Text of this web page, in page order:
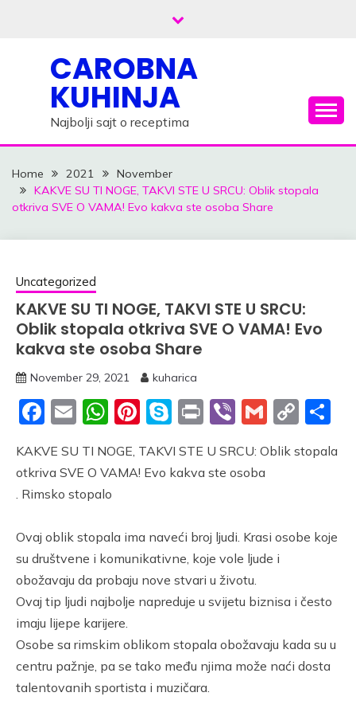
CAROBNA
KUHINJA
Najbolji sajt o receptima
Home 2021
November
KAKVE SU TI NOGE, TAKVI STE U SRCU: Oblik stopala
otkriva SVE O VAMA! Evo kakva ste osoba Share
Uncategorized
KAKVE SU TI NOGE, TAKVI STE U SRCU:
Oblik stopala otkriva SVE O VAMA! Evo
kakva ste osoba Share
November 29, 2021 kuharica
Facebook
EmailWhatsApp
Pinterest
Skype
PrintViberGmail
Link
KAKVE SU TI NOGE, TAKVI STE U SRCU: Oblik stopala
otkriva SVE O VAMA! Evo kakva ste osoba
. Rimsko stopalo
Ovaj oblik stopala ima naveći broj ljudi. Krasi osobe koje
su društvene i komunikativne, koje vole ljude i
obožavaju da probaju nove stvari u životu.
Ovaj tip ljudi najbolje napreduje u svijetu biznisa i često
imaju lijepe karijere.
Osobe sa rimskim oblikom stopala obožavaju kada su u
centru pažnje, pa se tako među njima može naći dosta
talentovanih sportista i muzičara.